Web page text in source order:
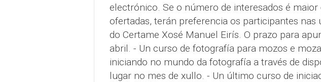
electrónico. Se o número de interesados é maior
ofertadas, terán preferencia os participantes nas
do Certame Xosé Manuel Eirís. O prazo para
abril. - Un curso de fotografía para mozos e
iniciando no mundo da fotografía a través de
lugar no mes de xullo. - Un último curso de